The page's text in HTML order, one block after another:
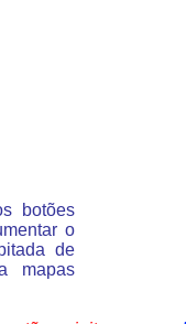
botões
o
de
mapas